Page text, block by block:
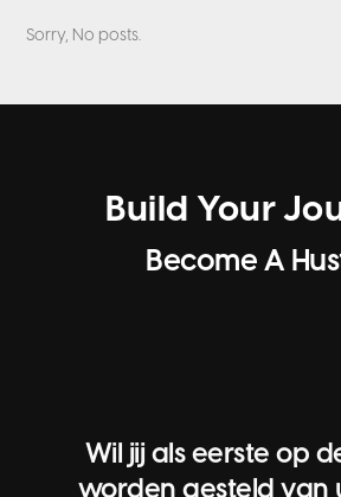
Sorry, No posts.
Build Your
Become A
Wil jij als eerste op
worden gesteld van